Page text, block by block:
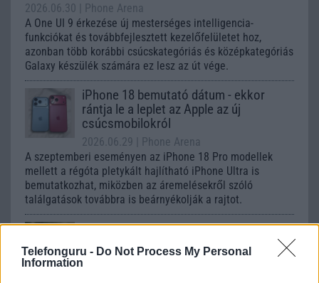
Telefonguru - Do Not Process My Personal
Information
2026.06.30
| Phone Arena
A One UI 9 érkezése új mesterséges intelligencia-
funkciókat és továbbfejlesztett kezelőfelületet hoz,
azonban több korábbi csúcskategóriás és középkategóriás
Galaxy készülék számára ez lesz az út vége.
iPhone 18 bemutató dátum - ekkor
rántja le a leplet az Apple az új
csúcsmobilokról
2026.06.29
| Phone Arena
A szeptemberi eseményen az iPhone 18 Pro modellek
mellett a régóta pletykált hajlítható iPhone Ultra is
bemutatkozhat, miközben az áremelésekről szóló
találgatások továbbra is beárnyékolják a rajtot.
Az Android rejtett automatizmusai: hat
funkció, amely észrevétlenül könnyíti
meg a mindennapokat